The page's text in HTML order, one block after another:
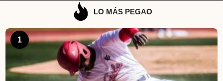
LO MÁS PEGAO
1